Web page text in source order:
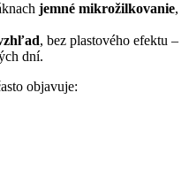
jemné mikrožilkovanie,
, bez plastového efektu –
dní.
objavuje: